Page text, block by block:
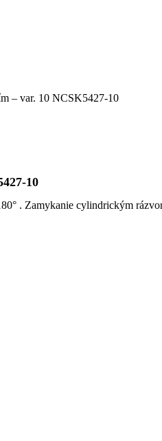
– var. 10 NCSK5427-10
10
. Zamykanie cylindrickým